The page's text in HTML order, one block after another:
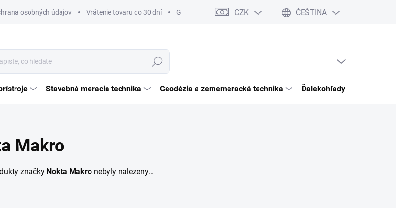
osobných údajov Vrátenie tovaru do 30 dní Garancia bezpečného nákupu Články Kontakty
CZK ČEŠTINA
Hledat
Stavebná meracia technika Geodézia a zememeracká technika Ďalekohľady pozorovacia
Makro
značky Nokta Makro nebyly nalezeny...